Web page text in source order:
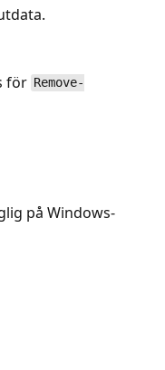
för Remove-
på Windows-